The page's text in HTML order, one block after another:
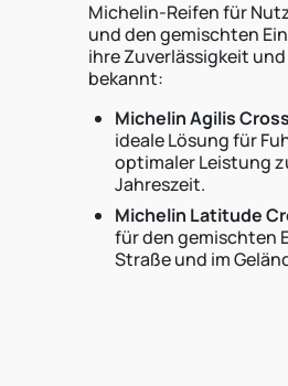
Michelin-Reifen für
und den gemischten
ihre Zuverlässigkeit
bekannt:
Michelin Agilis
ideale Lösung für
optimaler Leistung
Jahreszeit.
Michelin Latitude
für den gemischten
Straße und im